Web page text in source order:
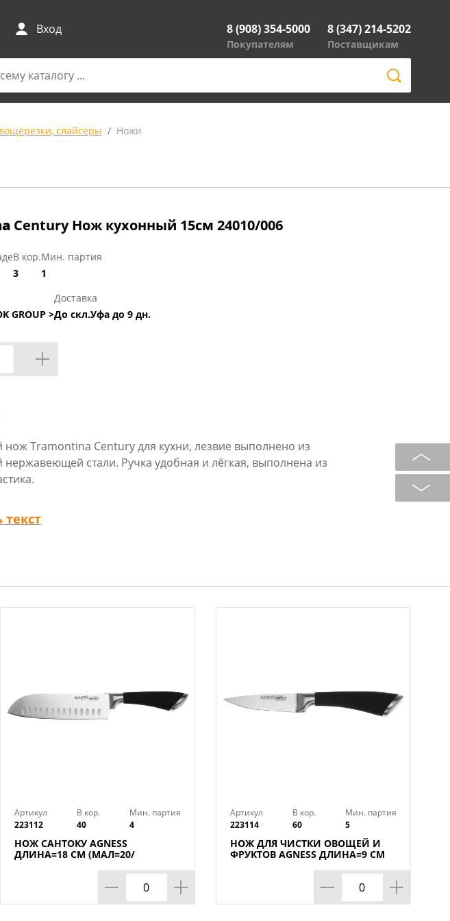
Вход 8 (908) 354-5000
Покупателям
8 (347) 214-5202
Поставщикам
слайсеры Ножи
Century Нож кухонный 15см 24010/006
В кор.
3
Мин. партия
1
GROUP >
Доставка
До скл.Уфа до 9 дн.
нож Tramontina Century для кухни, лезвие выполнено из
нержавеющей стали. Ручка удобная и лёгкая, выполнена из
кухонный
см
: 26,25 мм
: 0,11 кг
: 15 см
: Бразилия
текст
Артикул
223112
В кор.
40
Мин. партия
4
НОЖ САНТОКУ AGNESS
ДЛИНА=18 СМ (МАЛ=20/
Артикул
223114
В кор.
60
Мин. партия
5
НОЖ ДЛЯ ЧИСТКИ ОВОЩЕЙ И
ФРУКТОВ AGNESS ДЛИНА=9 СМ